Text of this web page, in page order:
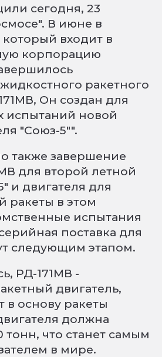
сегодня, 23
В июне в
входит в
корпорацию
ракетного
Он создан для
испытаний новой
"Союз-5"".
также завершение
для второй летной
и двигателя для
ракеты в этом
испытания
поставка для
следующим этапом.
РД-171МВ -
двигатель,
в основу ракеты
должна
тонн, что станет самым
в мире.